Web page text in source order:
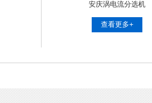
安庆涡电流分选机
查看更多+